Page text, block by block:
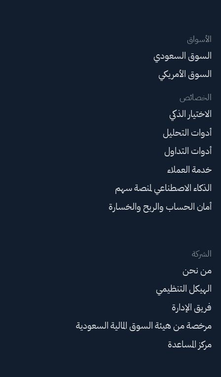
الأسواق
السوق السعودي
السوق الأمريكي
الخصائص
الاختيار الذكي
أدوات التحليل
أدوات التداول
خدمة العملاء
الذكاء الاصطناعي لمنصة سهم
أمان الحساب والربح والخسارة
الشركة
من نحن
الهيكل التنظيمي
فريق الإدارة
مرخصة من هيئة السوق المالية السعودية
مركز المساعدة